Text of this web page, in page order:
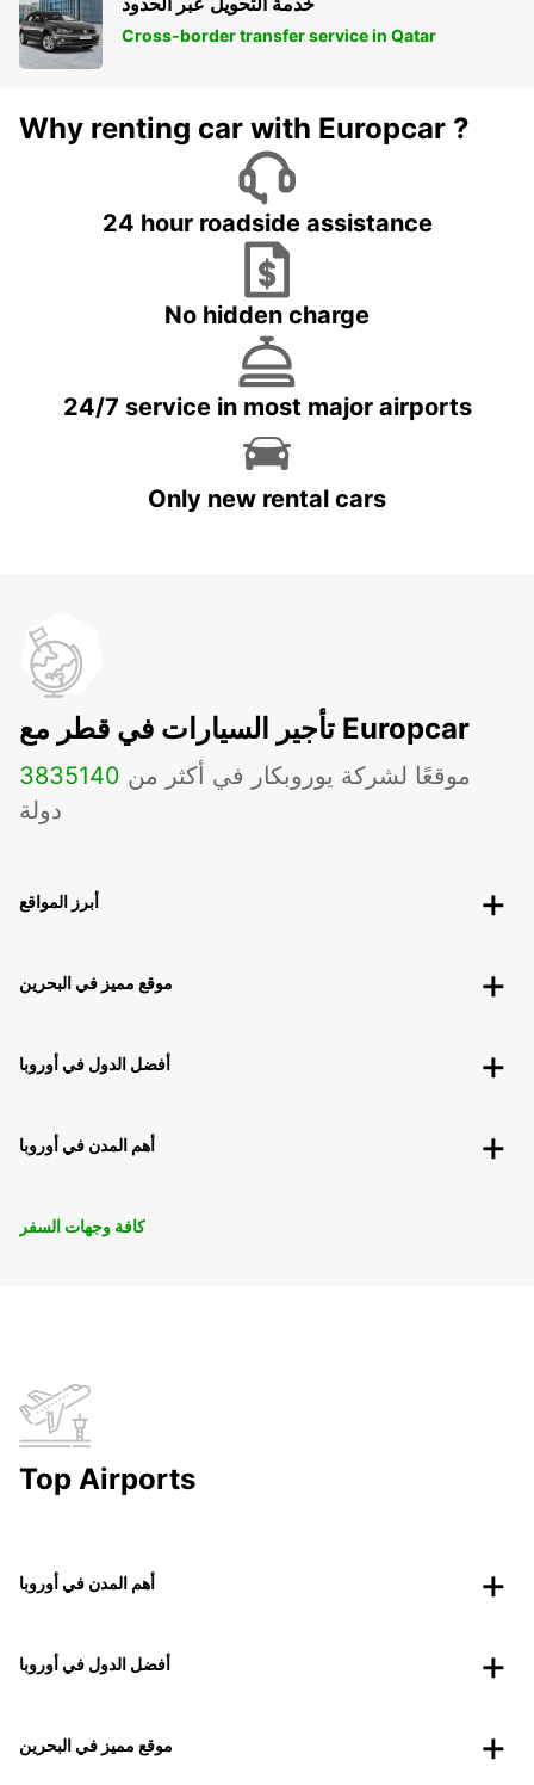
Cross-border transfer service in Qatar
Why renting car with Europcar ?
24 hour roadside assistance
No hidden charge
24/7 service in most major airports
Only new rental cars
تأجير السيارات في قطر مع Europcar
3835 موقعًا لشركة يوروبكار في أكثر من 140
دولة
أبرز المواقع
موقع مميز في البحرين
أفضل الدول في أوروبا
أهم المدن في أوروبا
كافة وجهات السفر
Top Airports
أهم المدن في أوروبا
أفضل الدول في أوروبا
موقع مميز في البحرين